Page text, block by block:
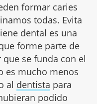
formar caries
todas. Evita
dental es una
forme parte de
se funda con el
es mucho menos
al dentista para
podido